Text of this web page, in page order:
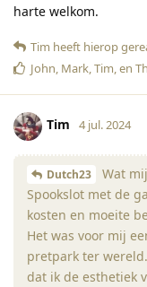
harte welkom.
Tim heeft hierop
John Mark Tim , en
Tim 4 jul. 2024
Dutch23
Wat
Spookslot met de
kosten en moeite
Het was voor mij
pretpark ter
dat ik de esthetiek